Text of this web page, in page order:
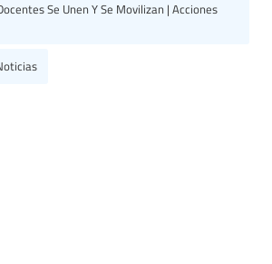
Se Unen Y Se Movilizan | Acciones